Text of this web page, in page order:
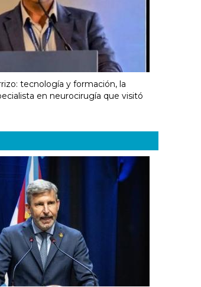
tecnología y formación, la
en neurocirugía que visitó